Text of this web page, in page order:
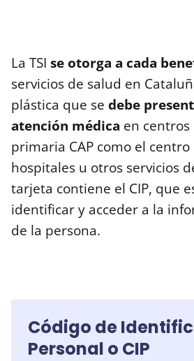
La TSI se otorga a cada
servicios de salud en
plástica que se debe
atención médica en
primaria CAP como el centro
hospitales u otros servicios
tarjeta contiene el CIP, que
identificar y acceder a la
de la persona.
Código de
Personal o CIP